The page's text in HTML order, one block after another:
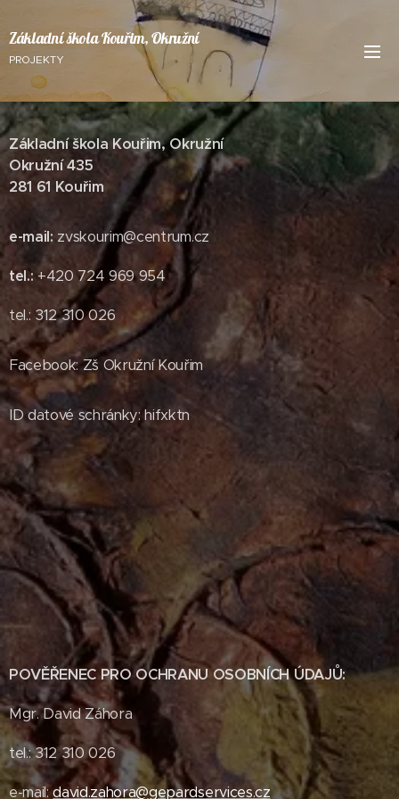
Základní škola Kouřim, Okružní
PROJEKTY
Základní škola Kouřim, Okružní
Okružní 435
281 61 Kouřim
e-mail: zvskourim@centrum.cz
tel.: +420 724 969 954
tel.: 312 310 026
Facebook: Zš Okružní Kouřim
ID datové schránky: hifxktn
POVĚŘENEC PRO OCHRANU OSOBNÍCH ÚDAJŮ:
Mgr. David Záhora
tel.: 312 310 026
e-mail:david.zahora@gepardservices.cz